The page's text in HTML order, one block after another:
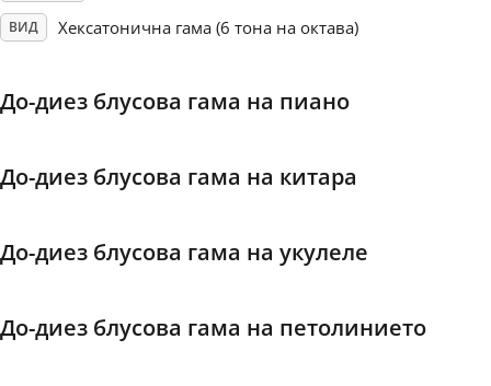
Italiano
日本語
ВИД Хексатонична гама (6 тона на октава)
До-диез блусова гама на пиано
До-диез блусова гама на китара
До-диез блусова гама на укулеле
До-диез блусова гама на петолинието